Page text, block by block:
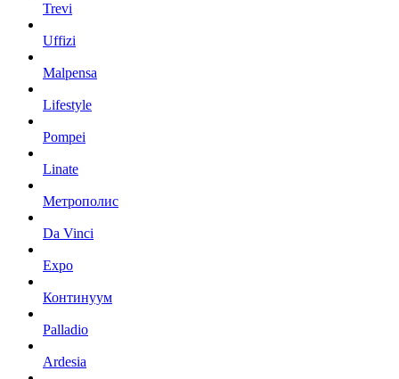
Trevi
Uffizi
Malpensa
Lifestyle
Pompei
Linate
Метрополис
Da Vinci
Expo
Континуум
Palladio
Ardesia